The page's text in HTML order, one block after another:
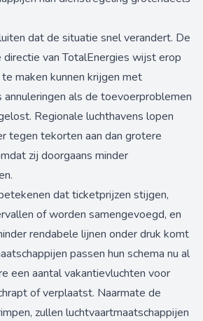
dat de situatie snel verandert. De
directie van TotalEnergies wijst erop
maken kunnen krijgen met
annuleringen als de toevoerproblemen
Regionale luchthavens lopen
tegen tekorten aan dan grotere
zij doorgaans minder
dat ticketprijzen stijgen,
of worden samengevoegd, en
rendabele lijnen onder druk komt
passen hun schema nu al
een aantal vakantievluchten voor
of verplaatst. Naarmate de
zullen luchtvaartmaatschappijen